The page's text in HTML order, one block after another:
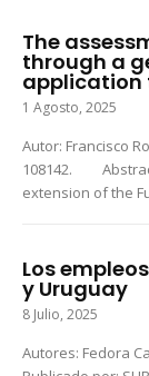
The
through a
application
1 Agosto, 2025
Autor: Francisco Rosas. Publicado por: Energy
108142. Abstract The objective of this study is to propose an
extension of the
Los
y Uruguay
8 Julio, 2025
Autores: Fedora